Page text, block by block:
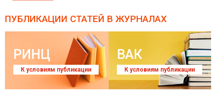
ПУБЛИКАЦИИ СТАТЕЙ В ЖУРНАЛАХ
РИНЦ
К условиям публикации
ВАК
К условиям публикации